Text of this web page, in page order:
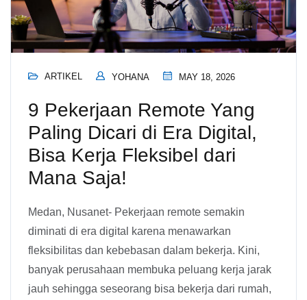
ARTIKEL YOHANA MAY 18, 2026
9 Pekerjaan Remote Yang
Paling Dicari di Era Digital,
Bisa Kerja Fleksibel dari
Mana Saja!
Medan, Nusanet- Pekerjaan remote semakin
diminati di era digital karena menawarkan
fleksibilitas dan kebebasan dalam bekerja. Kini,
banyak perusahaan membuka peluang kerja jarak
jauh sehingga seseorang bisa bekerja dari rumah,